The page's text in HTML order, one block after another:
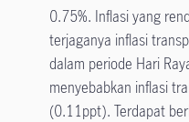
0.75%. Inflasi yang
terjaganya inflasi
dalam periode Hari
menyebabkan inflasi
(0.11ppt). Terdapat